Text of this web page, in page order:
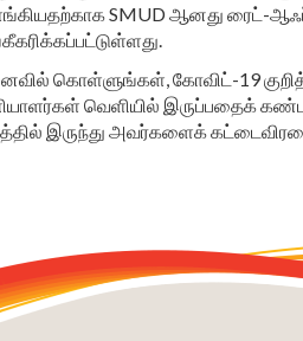
SMUD ஆனது ரைட்-
கொள்ளுங்கள், கோவிட்-19
வெளியில் இருப்பதைக்
இருந்து அவர்களைக்